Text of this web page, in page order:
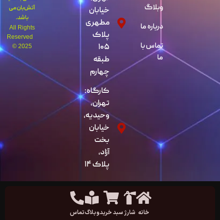
وبلاگ
درباره ما
تماس با
ما
خیابان
مطهری
پلاک
۱۰۵
طبقه
چهارم
کارگاه:
تهران،
وحیدیه،
خیابان
بخت
آزاد،
پلاک ۱۴
آتش‌بان می
باشد.
All Rights
Reserved
© 2025
خانه شارژسبد خریدوبلاگتماس